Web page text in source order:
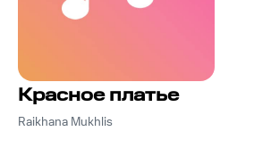
Красное платье
Raikhana Mukhlis